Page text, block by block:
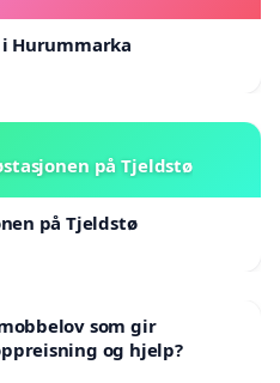
Hurummarka
på Tjeldstø
på Tjeldstø
som gir
og hjelp?